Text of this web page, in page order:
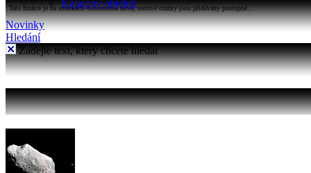
Katalogy objektů
Tato funkce je na stránkách Astronomia nová, testové otázky jsou přidávány postupně...
Novinky
Hledání
Zadejte text, který chcete hledat